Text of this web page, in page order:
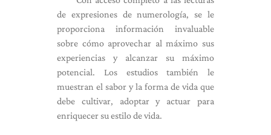
de expresiones de numerología, se le
proporciona información invaluable
sobre cómo aprovechar al máximo sus
experiencias y alcanzar su máximo
potencial. Los estudios también le
muestran el sabor y la forma de vida que
debe cultivar, adoptar y actuar para
enriquecer su estilo de vida.